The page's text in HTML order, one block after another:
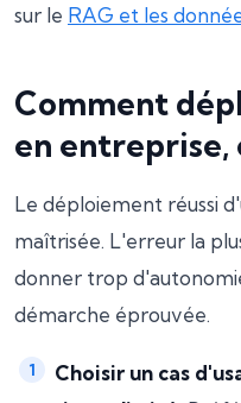
sur le RAG et les
Comment
en entreprise,
Le déploiement réussi
maîtrisée. L'erreur la
donner trop
démarche éprouvée.
Choisir un cas